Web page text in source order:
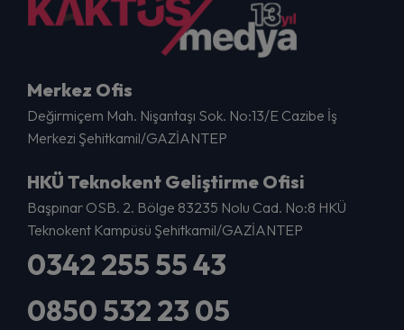
Merkez Ofis
Değirmiçem Mah. Nişantaşı Sok. No:13/E Cazibe İş
Merkezi Şehitkamil/GAZİANTEP
HKÜ Teknokent Geliştirme Ofisi
Başpınar OSB. 2. Bölge 83235 Nolu Cad. No:8 HKÜ
Teknokent Kampüsü Şehitkamil/GAZİANTEP
0342 255 55 43
0850 532 23 05